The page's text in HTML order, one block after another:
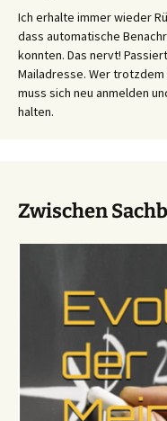
Ich erhalte immer wieder
dass automatische
konnten. Das nervt!
Mailadresse. Wer
muss sich neu anmelden
halten.
Zwischen